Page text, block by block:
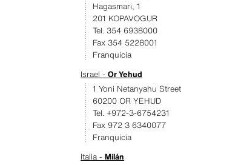
Hagasmari, 1
201 KOPAVOGUR
Tel. 354 6938000
Fax 354 5228001
Franquicia
Israel -Or Yehud
1 Yoni Netanyahu Street
60200 OR YEHUD
Tel. +972-3-6754231
Fax 972 3 6340077
Franquicia
Italia -Milán